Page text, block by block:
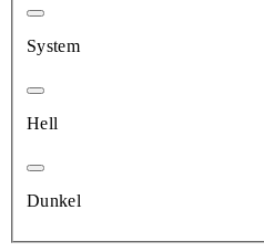
System
Hell
Dunkel